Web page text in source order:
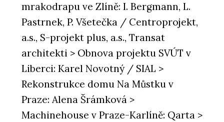
mrakodrapu ve Zlíně: I. Bergmann, L.
Pastrnek, P. Všetečka / Centroprojekt,
a.s., S-projekt plus, a.s., Transat
architekti > Obnova projektu SVÚT v
Liberci: Karel Novotný / SIAL >
Rekonstrukce domu Na Můstku v
Praze: Alena Šrámková >
Machinehouse v Praze-Karlíně: Qarta >